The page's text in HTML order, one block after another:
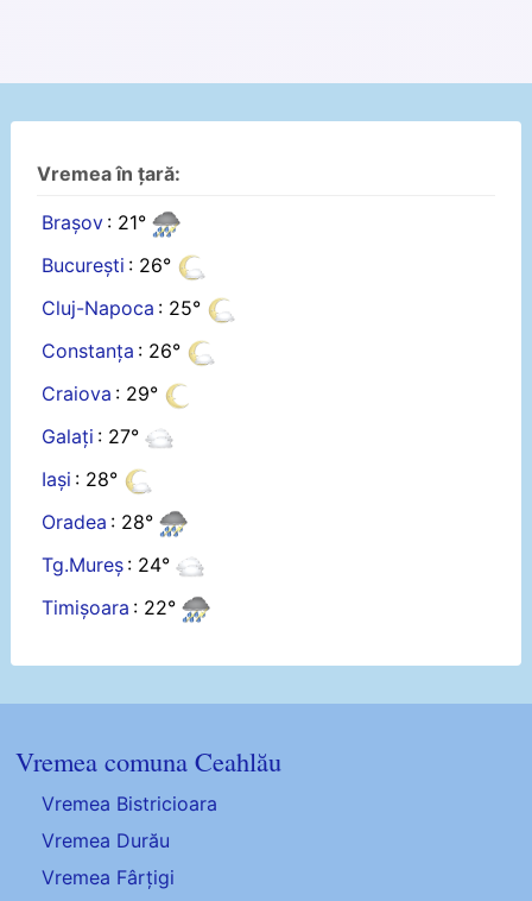
Vremea în țară:
Brașov : 21°
București : 26°
Cluj-Napoca : 25°
Constanța : 26°
Craiova : 29°
Galați : 27°
Iași : 28°
Oradea : 28°
Tg.Mureș : 24°
Timișoara : 22°
Vremea comuna Ceahlău
Vremea Bistricioara
Vremea Durău
Vremea Fârțigi